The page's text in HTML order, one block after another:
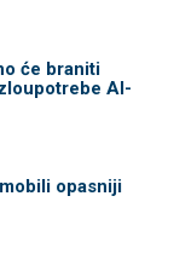
će braniti
AI-
opasniji